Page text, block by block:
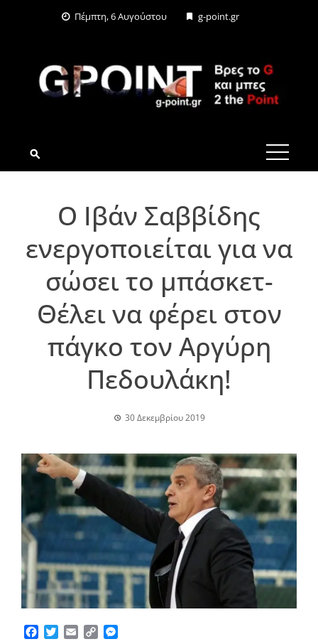
Πέμπτη, 6 Αυγούστου g-point.gr
G-POINT.GR
Ο Ιβάν Σαββίδης
ενεργοποιείται για να
σώσει το μπάσκετ-
Θέλει να φέρει στον
πάγκο τον Αργύρη
Πεδουλάκη!
30 Δεκεμβρίου 2019
Facebook
TwitterEmailCopy